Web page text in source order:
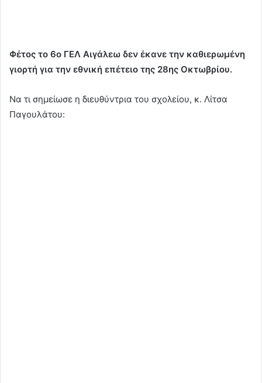
Φέτος το 6ο ΓΕΛ Αιγάλεω δεν έκανε την καθιερωμένη
γιορτή για την εθνική επέτειο της 28ης Οκτωβρίου.
Να τι σημείωσε η διευθύντρια του σχολείου, κ. Λίτσα
Παγουλάτου: